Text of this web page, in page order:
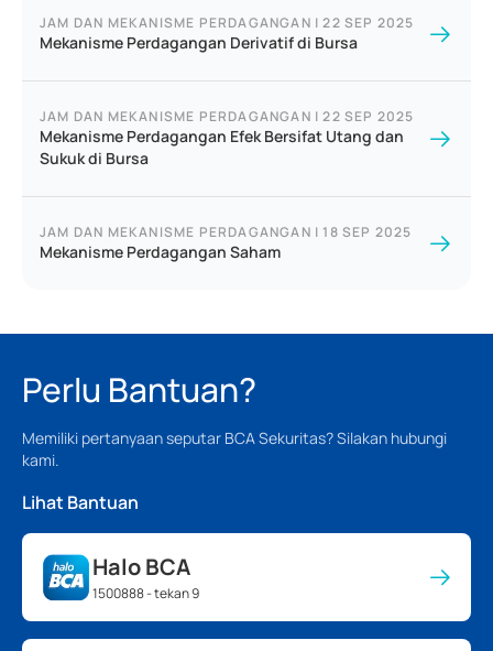
JAM DAN MEKANISME PERDAGANGAN | 22 SEP 2025
Mekanisme Perdagangan Derivatif di Bursa
JAM DAN MEKANISME PERDAGANGAN | 22 SEP 2025
Mekanisme Perdagangan Efek Bersifat Utang dan
Sukuk di Bursa
JAM DAN MEKANISME PERDAGANGAN | 18 SEP 2025
Mekanisme Perdagangan Saham
Perlu Bantuan?
Memiliki pertanyaan seputar BCA Sekuritas? Silakan hubungi
kami.
Lihat Bantuan
Halo BCA
1500888 - tekan 9